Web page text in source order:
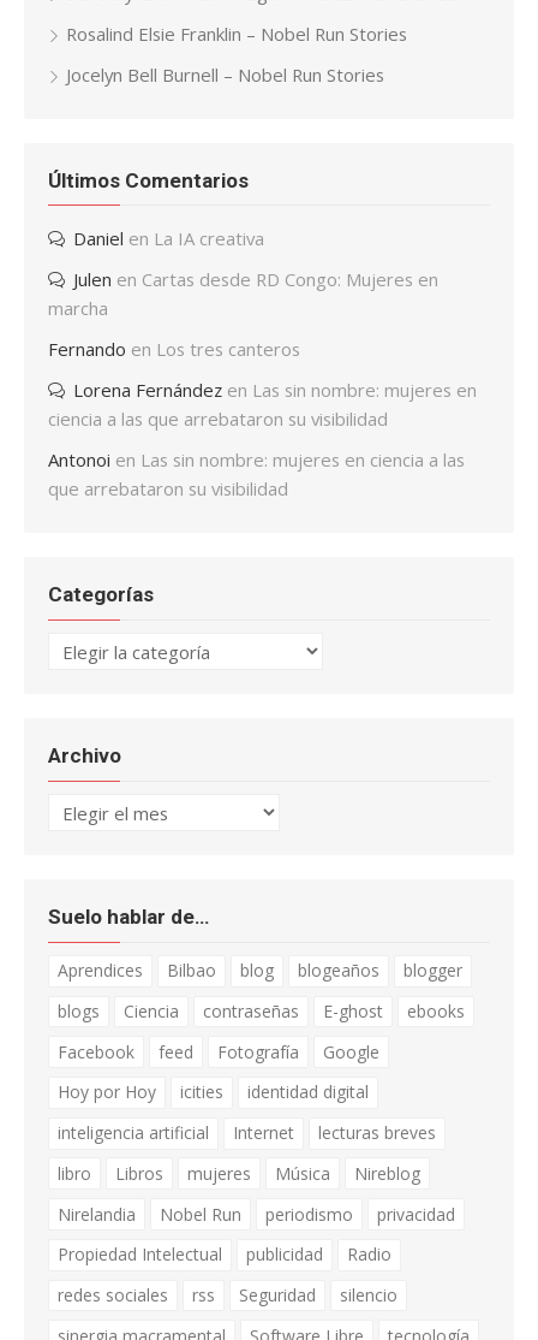
Rosalind Elsie Franklin – Nobel Run Stories
Jocelyn Bell Burnell – Nobel Run Stories
Últimos Comentarios
Daniel en La IA creativa
Julen en Cartas desde RD Congo: Mujeres en
marcha
Fernando en Los tres canteros
Lorena Fernández en Las sin nombre: mujeres en
ciencia a las que arrebataron su visibilidad
Antonoi en Las sin nombre: mujeres en ciencia a las
que arrebataron su visibilidad
Categorías
Categorías
Archivo
Archivo
Suelo hablar de…
Aprendices Bilbao blog blogeaños
blogger
blogs
Ciencia contraseñas E-ghost
ebooks
Facebook
feed Fotografía
Google
Hoy por Hoy
icities
identidad digital
inteligencia artificial
Internet
lecturas breves
libro
Libros mujeres Música
Nireblog
Nirelandia
Nobel Run periodismo
privacidad
Propiedad Intelectual
publicidad
Radio
redes sociales
rss Seguridad
silencio